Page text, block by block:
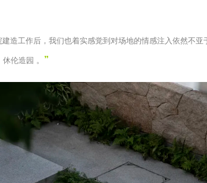
造工作后，我们也着实感觉到对场地的情感注入依然不
伦造园 。 ”